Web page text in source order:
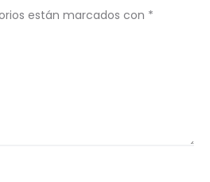
están marcados con *